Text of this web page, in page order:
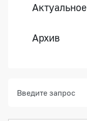
Актуальное
Архив